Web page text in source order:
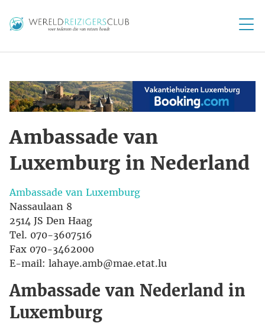
Ambassade van
Luxemburg in Nederland
Ambassade van Luxemburg
Nassaulaan 8
2514 JS Den Haag
Tel. 070-3607516
Fax 070-3462000
E-mail: lahaye.amb@mae.etat.lu
Ambassade van Nederland in
Luxemburg